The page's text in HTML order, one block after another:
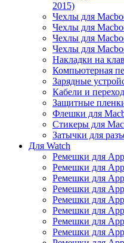
2015)
Чехлы для
Чехлы для
Чехлы для
Чехлы для
Накладки на
Компьютерная
Зарядные
Кабели и
Защитные
Флешки для
Стикеры для
Затычки для
Для Watch
Ремешки для
Ремешки для
Ремешки для
Ремешки для
Ремешки для
Ремешки для
Ремешки для
Ремешки для